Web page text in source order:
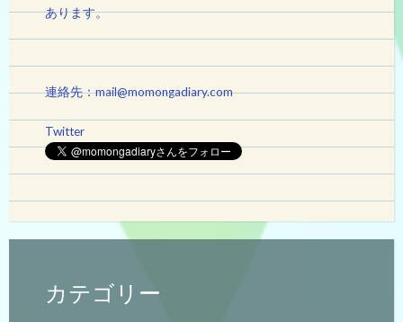
あります。
連絡先：mail@momongadiary.com
Twitter
カテゴリー